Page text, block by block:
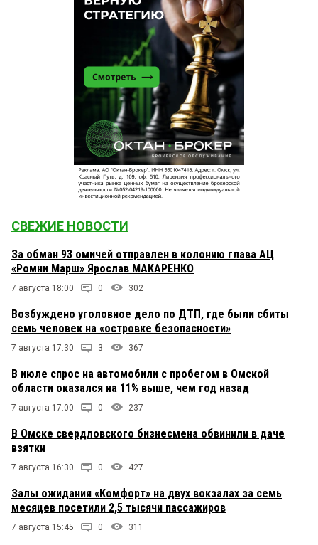
СВЕЖИЕ НОВОСТИ
За обман 93 омичей отправлен в колонию глава АЦ
«Ромни Марш» Ярослав МАКАРЕНКО
7 августа 18:00 0 302
Возбуждено уголовное дело по ДТП, где были сбиты
семь человек на «островке безопасности»
7 августа 17:30 3 367
В июле спрос на автомобили с пробегом в Омской
области оказался на 11% выше, чем год назад
7 августа 17:00 0 237
В Омске свердловского бизнесмена обвинили в даче
взятки
7 августа 16:30 0 427
Залы ожидания «Комфорт» на двух вокзалах за семь
месяцев посетили 2,5 тысячи пассажиров
7 августа 15:45 0 311